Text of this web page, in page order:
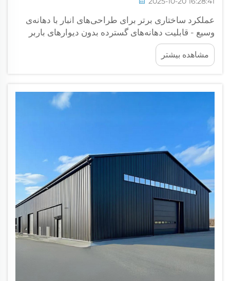
عملکرد ساختاری برتر برای طراحی‌های انبار با دهانه‌ی
وسیع - قابلیت دهانه‌های گسترده بدون دیوارهای باربر
داخلی: تریس‌های سقفی انبار امکان پوشش دهانه‌هایی
بیش از 200 فوت را بدون نیاز به ستون‌های داخلی
مزاحم فراهم می‌کنند، که این واقعاً ...
مشاهده بیشتر